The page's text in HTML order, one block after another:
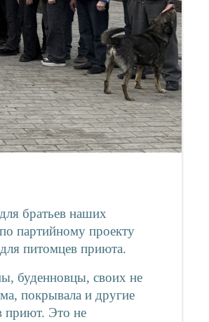
братьев наших
партийному проекту
питомцев приюта.
буденновцы, своих не
покрывала и другие
приют. Это не